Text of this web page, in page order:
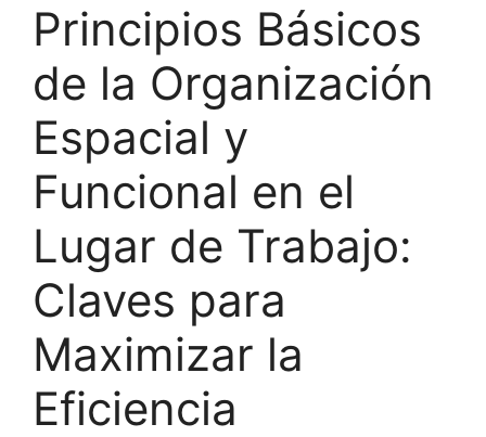
Principios Básicos
de la Organización
Espacial y
Funcional en el
Lugar de Trabajo:
Claves para
Maximizar la
Eficiencia